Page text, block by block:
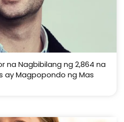
na Nagbibilang ng 2,864 na
ay Magpopondo ng Mas